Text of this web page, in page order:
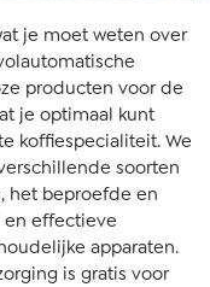
je moet weten over
producten voor de
je optimaal kunt
koffiespecialiteit. We
soorten
het beproefde en
en effectieve
apparaten.
is gratis voor